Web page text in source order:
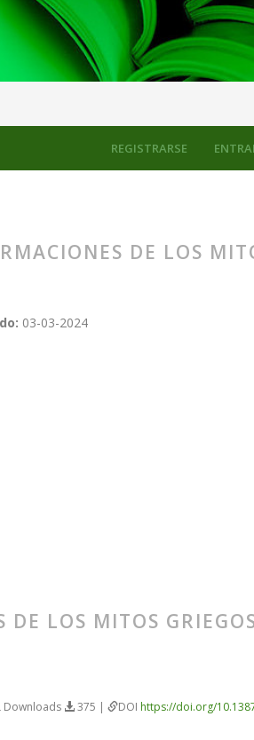
REGISTRARSE
y racionalización
DE LOS
03-03-2024
DE LOS MITOS
Downloads 375 | DOI https://doi.org/